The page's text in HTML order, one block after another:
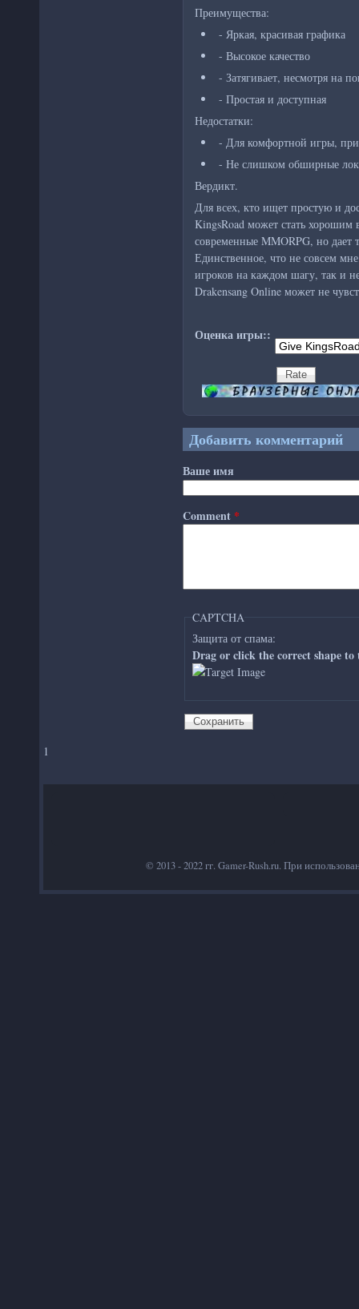
Преимущества:
- Яркая, красивая графика
- Высокое качество
- Затягивает, несмотря на
- Простая и доступная
Недостатки:
- Для комфортной игры,
- Не слишком обширные
Вердикт.
Для всех, кто ищет простую и
KingsRoad может стать хорошим
современные MMORPG, но
Единственное, что не совсем
игроков на каждом шагу, так и
Drakensang Online может не
Оценка игры::
Добавить комментарий
Ваше имя
Comment *
CAPTCHA
Защита от спама:
Drag or click the correct shape
1
© 2013 - 2022 гг. Gamer-Rush.ru. При